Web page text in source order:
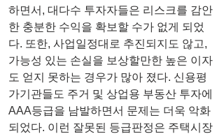
하면서, 대다수 투자자들은 리스크를 감안
한 충분한 수익을 확보할 수가 없게 되었
다. 또한, 사업일정대로 추진되지도 않고,
가능성 있는 손실을 보상할만한 높은 이자
도 얻지 못하는 경우가 많아 졌다. 신용평
가기관들도 주거 및 상업용 부동산 투자에
AAA등급을 남발하면서 문제는 더욱 악화
되었다. 이런 잘못된 등급판정은 주택시장